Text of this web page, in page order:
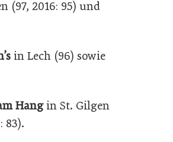
(97, 2016: 95) und
in Lech (96) sowie
Hangin St. Gilgen
83).